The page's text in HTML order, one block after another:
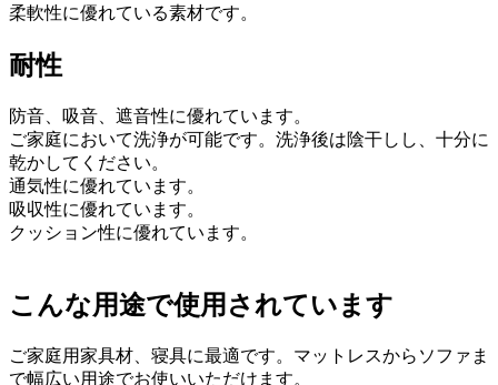
柔軟性に優れている素材です。
耐性
防音、吸音、遮音性に優れています。
ご家庭において洗浄が可能です。洗浄後は陰干しし、十分に
乾かしてください。
通気性に優れています。
吸収性に優れています。
クッション性に優れています。
こんな用途で使用されています
ご家庭用家具材、寝具に最適です。マットレスからソファま
で幅広い用途でお使いいただけます。